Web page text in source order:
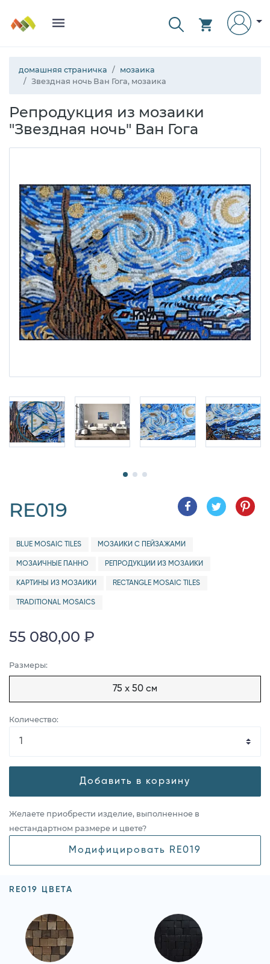
домашняя страничка
мозаика
Звездная ночь Ван Гога, мозаика
Репродукция из мозаики
"Звездная ночь" Ван Гога
RE019
BLUE MOSAIC TILES МОЗАИКИ С ПЕЙЗАЖАМИ
МОЗАИЧНЫЕ ПАННО РЕПРОДУКЦИИ ИЗ МОЗАИКИ
КАРТИНЫ ИЗ МОЗАИКИ RECTANGLE MOSAIC TILES
TRADITIONAL MOSAICS
55 080,00 ₽
Размеры:
75 x 50 см
Количество:
Добавить в корзину
Желаете приобрести изделие, выполненное в
нестандартном размере и цвете?
Модифицировать RE019
RE019 ЦВЕТА